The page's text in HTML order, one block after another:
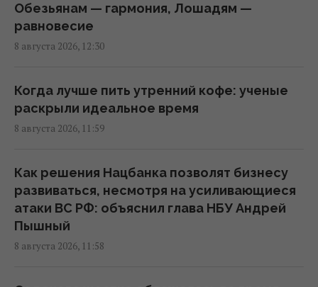
5 минут и осы больше не потревожат: как
быстро и безопасно убрать их гнездо
11:30 суббота, 08 августа 2026
Украина согласилась не нападать на
нероссийские танкеры с нефтью в Черном
море, - Bloomberg
Главный генерал США ищет выход из
войны в Иране, чтобы не разозлить
Трампа, - CNN
11:21 суббота, 08 августа 2026
Обезьянам — гармония, Лошадям —
равновесие
8 августа 2026, 12:30
Когда лучше пить утренний кофе: ученые
раскрыли идеальное время
8 августа 2026, 11:59
Как решения Нацбанка позволят бизнесу
развиваться, несмотря на усиливающиеся
атаки ВС РФ: объяснил глава НБУ Андрей
Пышный
8 августа 2026, 11:58